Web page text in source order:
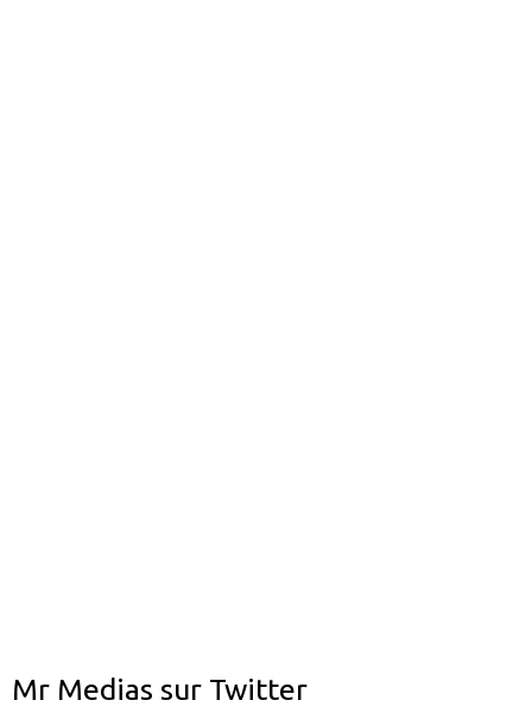
Mr Medias sur Twitter